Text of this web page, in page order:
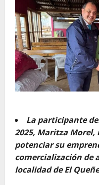
La participante
2025, Maritza Morel,
potenciar su
comercialización de
localidad de El